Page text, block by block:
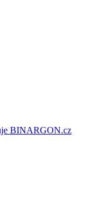
BINARGON.cz